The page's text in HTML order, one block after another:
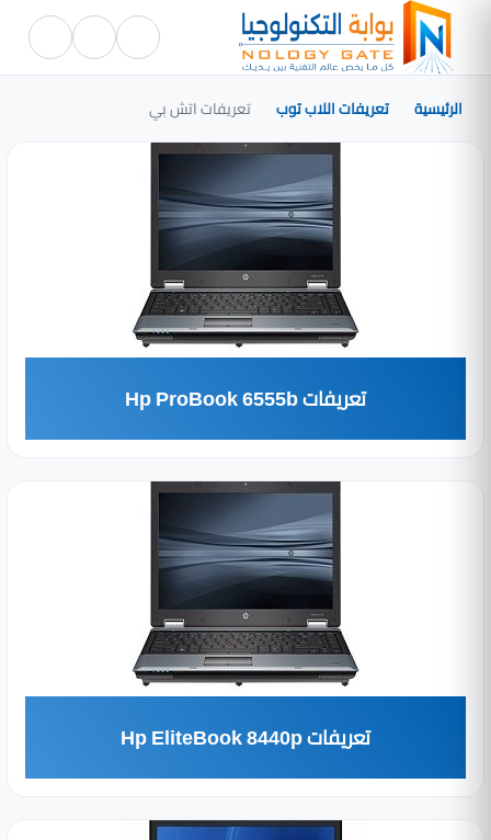
الرئيسية تعريفات اللاب توب تعريفات اتش بي
تعريفات Hp ProBook 6555b
تعريفات Hp EliteBook 8440p